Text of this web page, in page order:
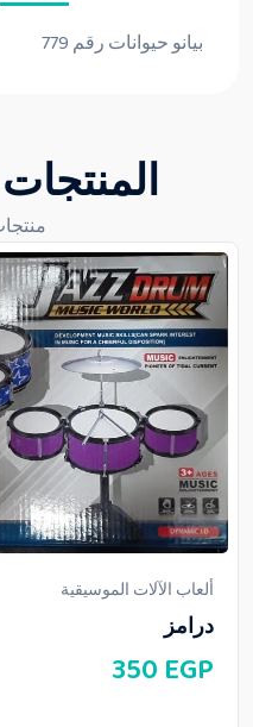
بيانو حيوانات رقم 779
ألعاب الآلات الموسيقية
درامز
350 EGP